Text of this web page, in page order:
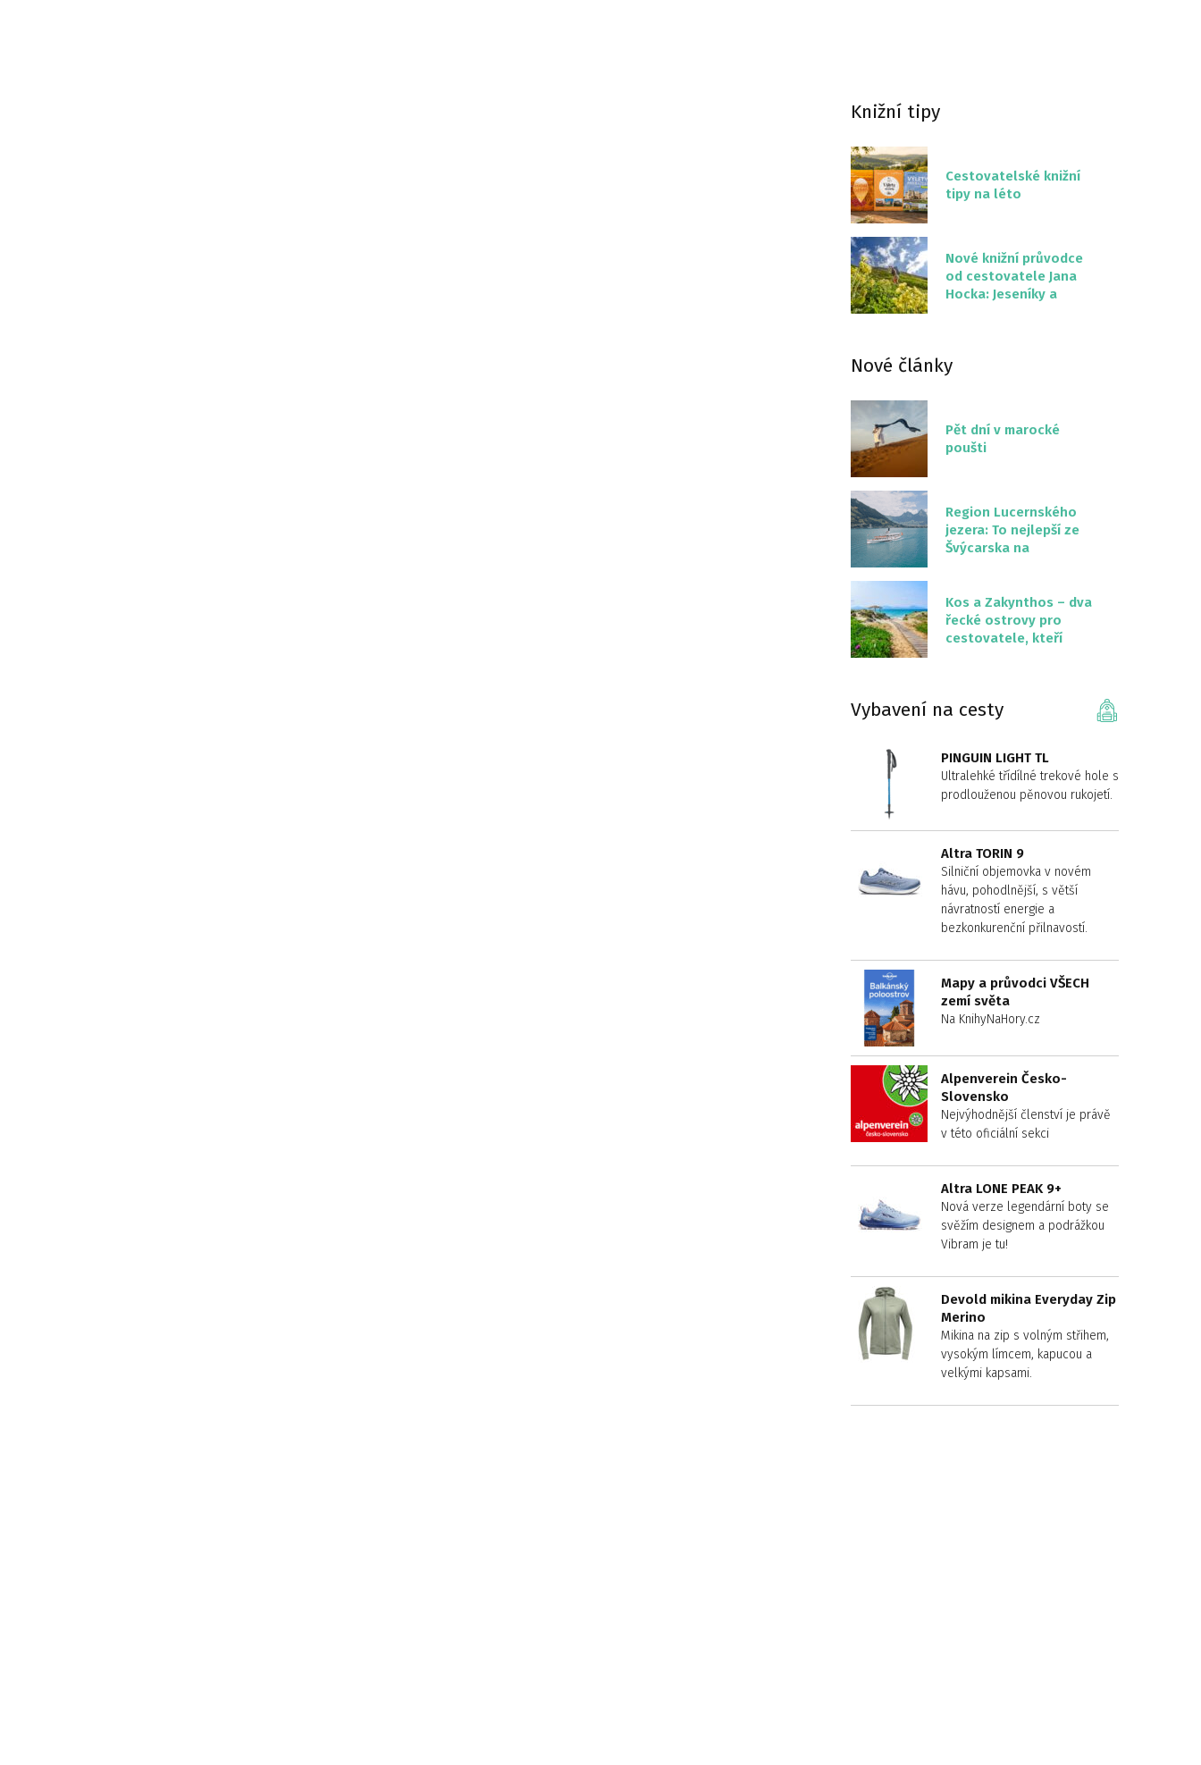
Knižní tipy
Cestovatelské knižní
tipy na léto
Nové knižní průvodce
od cestovatele Jana
Hocka: Jeseníky a
Nové články
Pět dní v marocké
poušti
Region Lucernského
jezera: To nejlepší ze
Švýcarska na
Kos a Zakynthos – dva
řecké ostrovy pro
cestovatele, kteří
Vybavení na cesty
PINGUIN LIGHT TL
Ultralehké třídílné trekové hole s
prodlouženou pěnovou rukojetí.
Altra TORIN 9
Silniční objemovka v novém
hávu, pohodlnější, s větší
návratností energie a
bezkonkurenční přilnavostí.
Mapy a průvodci VŠECH
zemí světa
Na KnihyNaHory.cz
Alpenverein Česko-
Slovensko
Nejvýhodnější členství je právě
v této oficiální sekci
Altra LONE PEAK 9+
Nová verze legendární boty se
svěžím designem a podrážkou
Vibram je tu!
Devold mikina Everyday Zip
Merino
Mikina na zip s volným střihem,
vysokým límcem, kapucou a
velkými kapsami.